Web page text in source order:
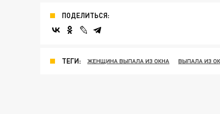
ПОДЕЛИТЬСЯ:
ТЕГИ: ЖЕНЩИНА ВЫПАЛА ИЗ ОКНА ВЫПАЛА ИЗ